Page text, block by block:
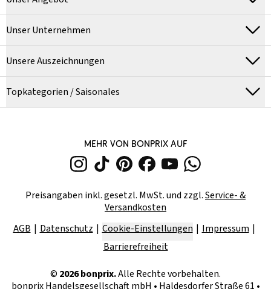
Unser Unternehmen
Unsere Auszeichnungen
Topkategorien / Saisonales
MEHR VON BONPRIX AUF
Preisangaben inkl. gesetzl. MwSt. und zzgl.Service- &
Versandkosten
AGB
Datenschutz Cookie-Einstellungen
Impressum
Barrierefreiheit
© 2026bonprix.Alle Rechte vorbehalten.
bonprix Handelsgesellschaft mbH • Haldesdorfer Straße 61 •